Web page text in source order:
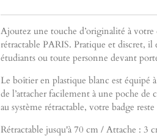
Ajoutez une touche d’originalité à
rétractable PARIS. Pratique et discret, il
étudiants ou toute personne devant
Le boîtier en plastique blanc est équipé
de l’attacher facilement à une poche de
au système rétractable, votre badge
Rétractable jusqu'à 70 cm / Attache : 3